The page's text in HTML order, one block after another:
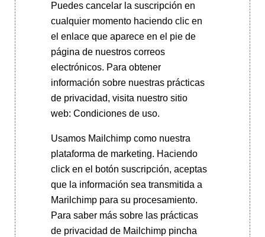
Puedes cancelar la suscripción en
cualquier momento haciendo clic en
el enlace que aparece en el pie de
página de nuestros correos
electrónicos. Para obtener
información sobre nuestras prácticas
de privacidad, visita nuestro sitio
web: Condiciones de uso.
Usamos Mailchimp como nuestra
plataforma de marketing. Haciendo
click en el botón suscripción, aceptas
que la información sea transmitida a
Marilchimp para su procesamiento.
Para saber mássobre las prácticas
de privacidad de Mailchimp pincha